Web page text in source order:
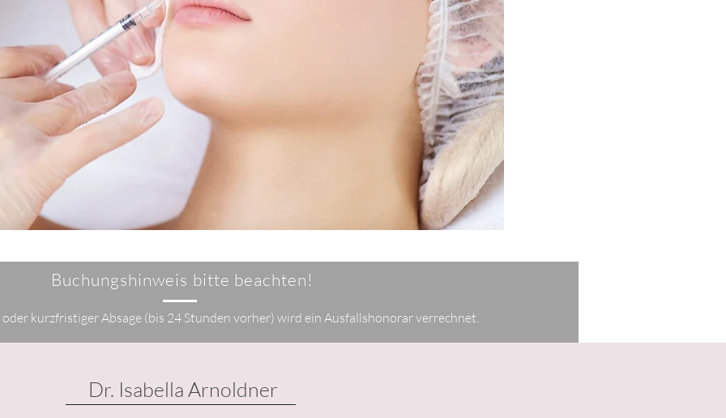
Buchungshinweis bitte beachten!
kurzfristiger Absage (bis 24 Stunden vorher) wird ein Ausfallshonorar verrechnet.
Dr. Isabella Arnoldner